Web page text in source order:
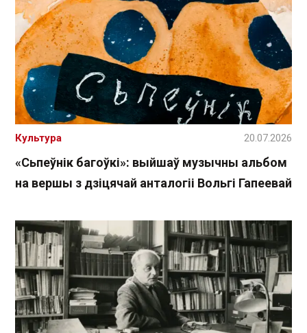
«Сьпеўнік багоўкі»: выйшаў музычны альбом
на вершы з дзіцячай анталогіі Вольгі Гапеевай
Культура 20.07.2026